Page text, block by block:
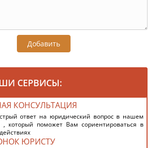
Добавить
СЕРВИСЫ:
КОНСУЛЬТАЦИЯ
ответ на юридический вопрос в нашем
, который поможет Вам сориентироваться в
ЮРИСТУ